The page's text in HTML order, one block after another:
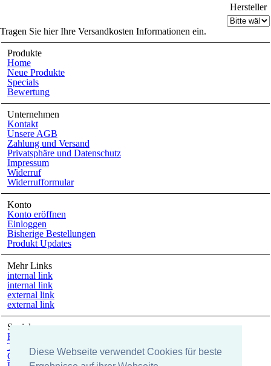
Diese Webseite verwendet Cookies für beste
Hersteller
Tragen Sie hier Ihre Versandkosten Informationen ein.
Produkte
Home
Neue Produkte
Specials
Bewertung
Unternehmen
Kontakt
Unsere AGB
Zahlung und Versand
Privatsphäre und Datenschutz
Impressum
Widerruf
Widerrufformular
Konto
Konto eröffnen
Einloggen
Bisherige Bestellungen
Produkt Updates
Mehr Links
internal link
internal link
external link
external link
Social
Facebook
Twitter
Google +